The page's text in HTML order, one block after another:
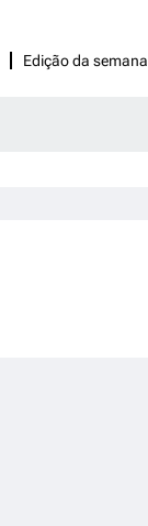
Edição da semana